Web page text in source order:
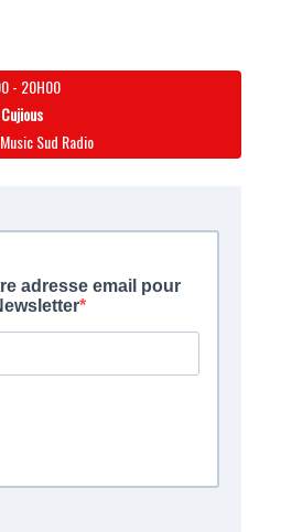
- 20H00
Sud Radio